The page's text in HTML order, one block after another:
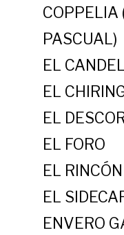
COPPELIA
PASCUAL)
EL
EL
EL
EL FORO
EL
EL
ENVERO